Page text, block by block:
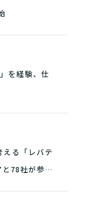
を経験、仕
える「レバテ
78社が参